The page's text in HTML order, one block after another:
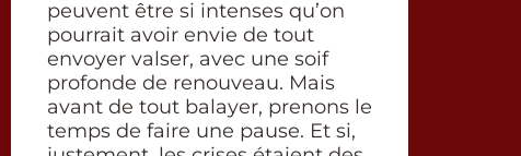
peuvent être si intenses qu’on
pourrait avoir envie de tout
envoyer valser, avec une soif
profonde de renouveau. Mais
avant de tout balayer, prenons le
temps de faire une pause. Et si,